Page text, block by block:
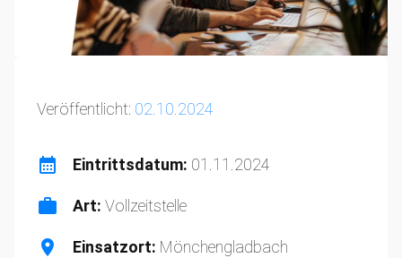
Veröffentlicht: 02.10.2024
Eintrittsdatum: 01.11.2024
Art: Vollzeitstelle
Einsatzort: Mönchengladbach⁠